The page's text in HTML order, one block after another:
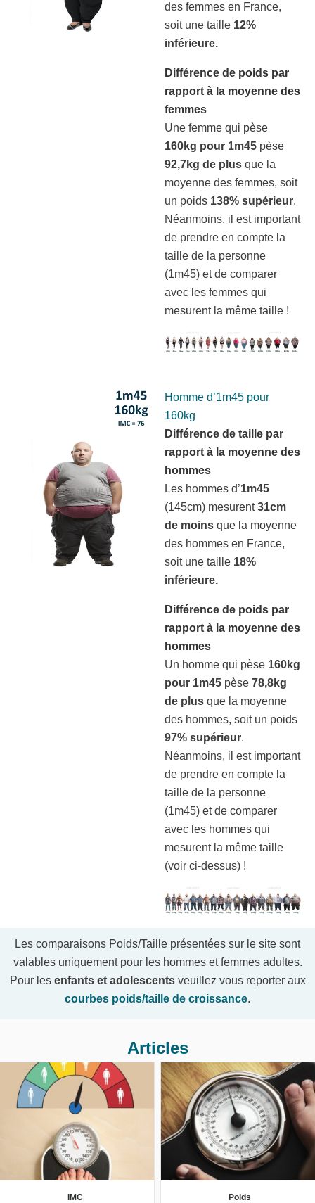
des femmes en France,
soit une taille 12%
inférieure.
Différence de poids par
rapport à la moyenne des
femmes
Une femme qui pèse
160kg pour 1m45 pèse
92,7kg de plus que la
moyenne des femmes, soit
un poids 138% supérieur.
Néanmoins, il est important
de prendre en compte la
taille de la personne
(1m45) et de comparer
avec les femmes qui
mesurent la même taille !
Homme d’1m45 pour
160kg
Différence de taille par
rapport à la moyenne des
hommes
Les hommes d’1m45
(145cm) mesurent31cm
de moins que la moyenne
des hommes en France,
soit une taille 18%
inférieure.
Différence de poids par
rapport à la moyenne des
hommes
Un homme qui pèse 160kg
pour 1m45 pèse 78,8kg
de plus que la moyenne
des hommes, soit un poids
97% supérieur.
Néanmoins, il est important
de prendre en compte la
taille de la personne
(1m45) et de comparer
avec les hommes qui
mesurent la même taille
(voir ci-dessus) !
Les comparaisons Poids/Taille présentées sur le site sont
valables uniquement pour les hommes et femmes adultes.
Pour les enfants et adolescentsveuillez vous reporter aux
courbes poids/taille de croissance.
Articles
IMC Poids